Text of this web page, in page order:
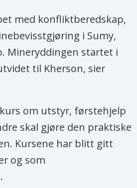
med konfliktberedskap,
i Sumy,
Mineryddingen startet i
til Kherson, sier
om utstyr, førstehjelp
skal gjøre den praktiske
Kursene har blitt gitt
og som